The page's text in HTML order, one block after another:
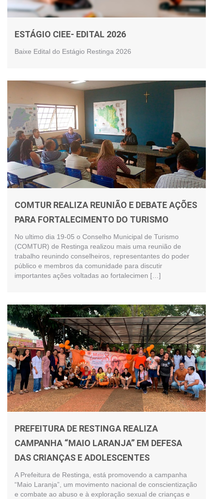
ESTÁGIO CIEE- EDITAL 2026
Baixe Edital do Estágio Restinga 2026
COMTUR REALIZA REUNIÃO E DEBATE AÇÕES
PARA FORTALECIMENTO DO TURISMO
No ultimo dia 19-05 o Conselho Municipal de Turismo
(COMTUR) de Restinga realizou mais uma reunião de
trabalho reunindo conselheiros, representantes do poder
público e membros da comunidade para discutir
importantes ações voltadas ao fortalecimen […]
PREFEITURA DE RESTINGA REALIZA
CAMPANHA “MAIO LARANJA” EM DEFESA
DAS CRIANÇAS E ADOLESCENTES
A Prefeitura de Restinga, está promovendo a campanha
“Maio Laranja”, um movimento nacional de conscientização
e combate ao abuso e à exploração sexual de crianças e